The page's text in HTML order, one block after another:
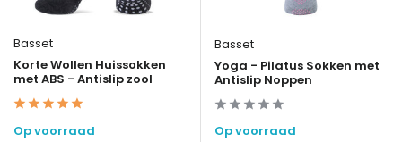
Basset
Korte Wollen Huissokken
met ABS - Antislip zool
Op voorraad
Basset
Yoga - Pilatus Sokken met
Antislip Noppen
Op voorraad